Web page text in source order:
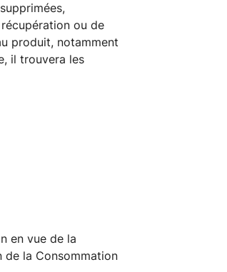
ou de
produit, notamment
il trouvera les
en vue de la
de la Consommation